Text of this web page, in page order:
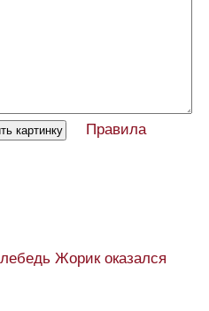
Правила
Жорик оказался